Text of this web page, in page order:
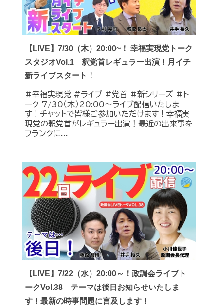
【LIVE】7/30（木）20:00~！ 幸福実現党トーク
スタジオVol.1 釈党首レギュラー出演！月イチ
新ライブスタート！
#幸福実現党 #ライブ #党首 #新シリーズ #ト
ーク 7/30（木）20:00～ライブ配信いたしま
す！チャットで皆様ご参加いただけます！幸福実
現党の釈党首がレギュラー出演！最近の出来事を
フランクに...
【LIVE】7/22（水）20:00～！政調会ライブト
ークVol.38 テーマは後日お知らせいたしま
す！最新の時事問題に言及します！